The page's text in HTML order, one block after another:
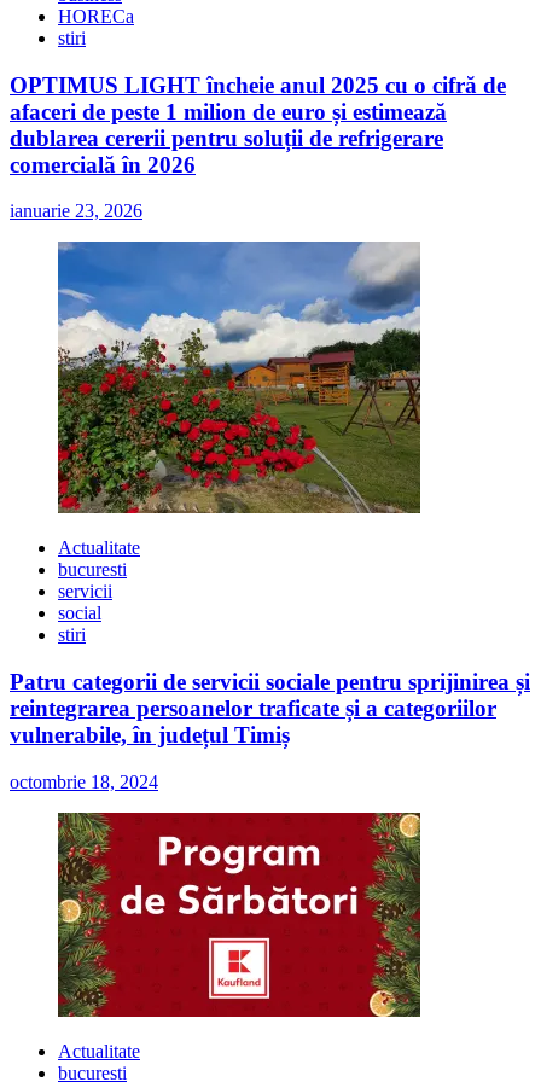
HORECa
stiri
OPTIMUS LIGHT încheie anul 2025 cu o cifră de
afaceri de peste 1 milion de euro și estimează
dublarea cererii pentru soluții de refrigerare
comercială în 2026
ianuarie 23, 2026
Actualitate
bucuresti
servicii
social
stiri
Patru categorii de servicii sociale pentru sprijinirea și
reintegrarea persoanelor traficate și a categoriilor
vulnerabile, în județul Timiș
octombrie 18, 2024
Actualitate
bucuresti